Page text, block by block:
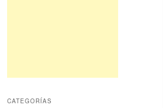
CATEGORÍAS